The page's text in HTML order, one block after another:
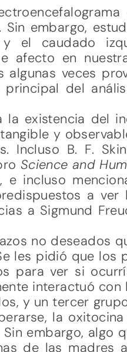
embargo,
el caudado
afecto en
algunas veces
del
la existencia del
y
Incluso B. F.
Science and
incluso
a ver
a Sigmund
no deseados
les pidió que los
para ver si
interactuó con
y un tercer
la
embargo, algo
de las madres